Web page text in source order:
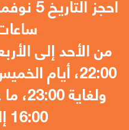
16:00 إلى 23:00